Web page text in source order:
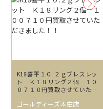
K18喜平１０.２ｇブレスレッ
ト Ｋ１８リング２個 １０
０７１０円買取させていただ
ゴールディーズ本庄店